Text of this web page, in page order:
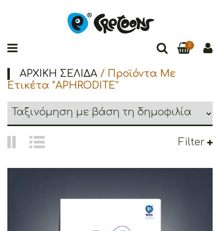
0
ΑΡΧΙΚΉ ΣΕΛΊΔΑ / Προϊόντα Με
Ετικέτα “APHRODITE”
Filter